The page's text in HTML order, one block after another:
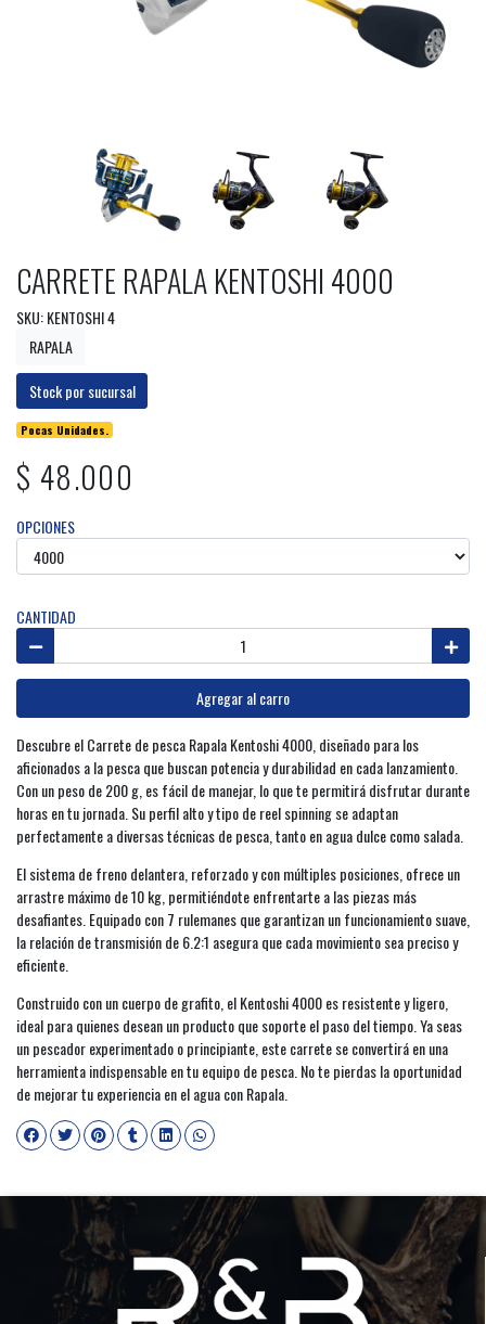
CARRETE RAPALA KENTOSHI 4000
SKU: KENTOSHI 4
RAPALA
Stock por sucursal
Pocas Unidades.
$ 48.000
OPCIONES
CANTIDAD
Agregar al carro
Descubre el Carrete de pesca Rapala Kentoshi 4000, diseñado para los
aficionados a la pesca que buscan potencia y durabilidad en cada lanzamiento.
Con un peso de 200 g, es fácil de manejar, lo que te permitirá disfrutar durante
horas en tu jornada. Su perfil alto y tipo de reel spinning se adaptan
perfectamente a diversas técnicas de pesca, tanto en agua dulce como salada.
El sistema de freno delantera, reforzado y con múltiples posiciones, ofrece un
arrastre máximo de 10 kg, permitiéndote enfrentarte a las piezas más
desafiantes. Equipado con 7 rulemanes que garantizan un funcionamiento suave,
la relación de transmisión de 6.2:1 asegura que cada movimiento sea preciso y
eficiente.
Construido con un cuerpo de grafito, el Kentoshi 4000 es resistente y ligero,
ideal para quienes desean un producto que soporte el paso del tiempo. Ya seas
un pescador experimentado o principiante, este carrete se convertirá en una
herramienta indispensable en tu equipo de pesca. No te pierdas la oportunidad
de mejorar tu experiencia en el agua con Rapala.